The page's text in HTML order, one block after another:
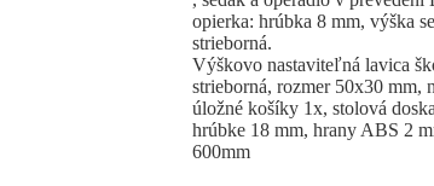
opierka: hrúbka 8 mm, výška
strieborná.
Výškovo nastaviteľná lavica
strieborná, rozmer 50x30
úložné košíky 1x, stolová
hrúbke 18 mm, hrany ABS 2
600mm